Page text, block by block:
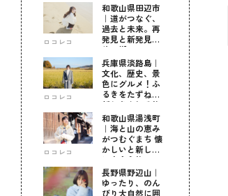
ロコレコ
和歌山県田辺市
｜道がつなぐ、
過去と未来。再
発見と新発見の
待つ街へ
ロコレコ
兵庫県淡路島｜
文化、歴史、景
色にグルメ！ふ
るきをたずねて
新しきを知る旅
ロコレコ
和歌山県湯浅町
｜海と山の恵み
がつむぐまち 懐
かしいと新しい
に出会う旅
長野県野辺山｜
ゆったり、のん
びり大自然に囲